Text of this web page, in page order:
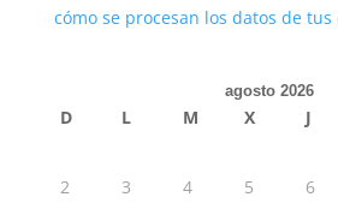
cómo se procesan los datos de
agosto 2026
D L M X J
2
3 4 5 6